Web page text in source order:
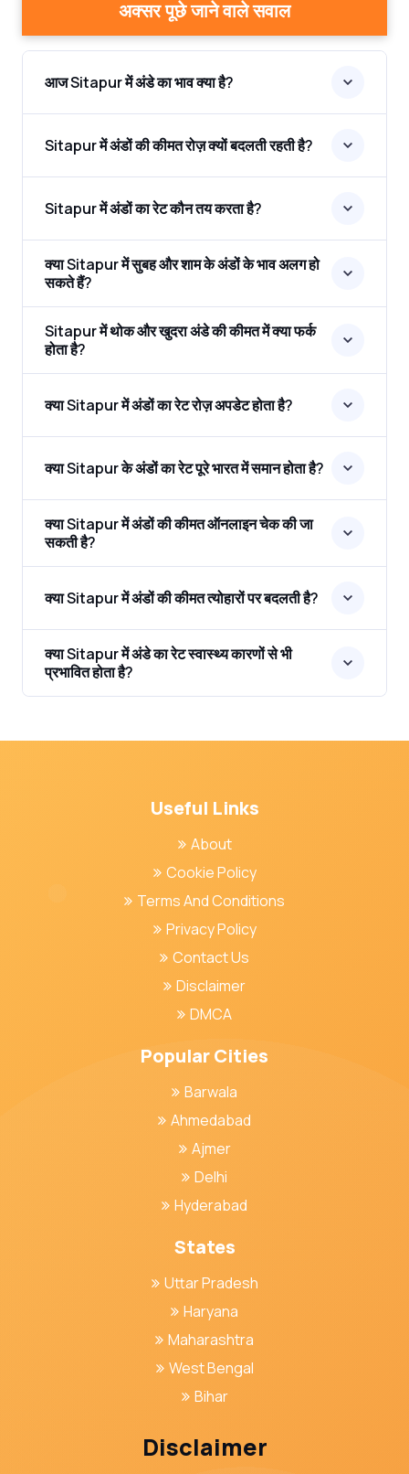
अक्सर पूछे जाने वाले सवाल
आज Sitapur में अंडे का भाव क्या है?
Sitapur में अंडों की कीमत रोज़ क्यों बदलती रहती है?
Sitapur में अंडों का रेट कौन तय करता है?
क्या Sitapur में सुबह और शाम के अंडों के भाव अलग हो
सकते हैं?
Sitapur में थोक और खुदरा अंडे की कीमत में क्या फर्क
होता है?
क्या Sitapur में अंडों का रेट रोज़ अपडेट होता है?
क्या Sitapur के अंडों का रेट पूरे भारत में समान होता है?
क्या Sitapur में अंडों की कीमत ऑनलाइन चेक की जा
सकती है?
क्या Sitapur में अंडों की कीमत त्योहारों पर बदलती है?
क्या Sitapur में अंडे का रेट स्वास्थ्य कारणों से भी
प्रभावित होता है?
Useful Links
About
Cookie Policy
Terms And Conditions
Privacy Policy
Contact Us
Disclaimer
DMCA
Popular Cities
Barwala
Ahmedabad
Ajmer
Delhi
Hyderabad
States
Uttar Pradesh
Haryana
Maharashtra
West Bengal
Bihar
Disclaimer